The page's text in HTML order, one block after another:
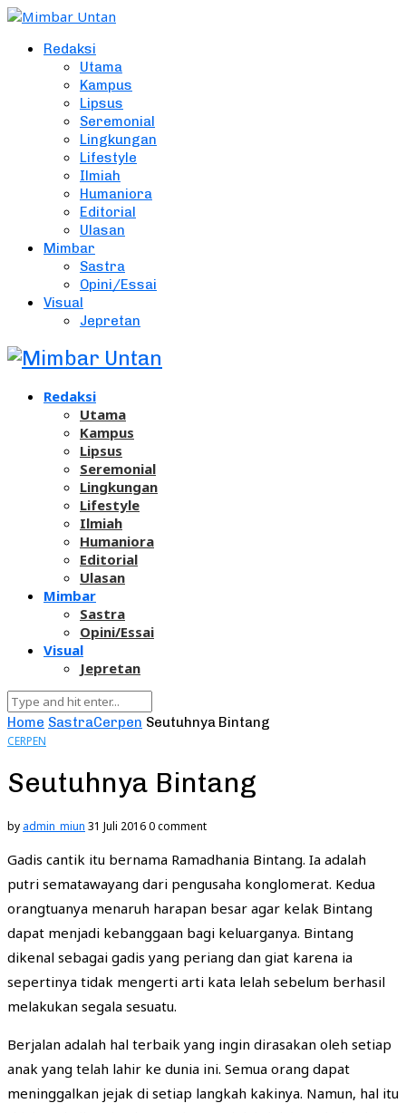
Redaksi
Utama
Kampus
Lipsus
Seremonial
Lingkungan
Lifestyle
Ilmiah
Humaniora
Editorial
Ulasan
Mimbar
Sastra
Opini/Essai
Visual
Jepretan
Redaksi
Utama
Kampus
Lipsus
Seremonial
Lingkungan
Lifestyle
Ilmiah
Humaniora
Editorial
Ulasan
Mimbar
Sastra
Opini/Essai
Visual
Jepretan
Home SastraCerpen Seutuhnya Bintang
CERPEN
Seutuhnya Bintang
by admin_miun 31 Juli 20160 comment
Gadis cantik itu bernama Ramadhania Bintang. Ia adalah
putri sematawayang dari pengusaha konglomerat. Kedua
orangtuanya menaruh harapan besar agar kelak Bintang
dapat menjadi kebanggaan bagi keluarganya. Bintang
dikenal sebagai gadis yang periang dan giat karena ia
sepertinya tidak mengerti arti kata lelah sebelum berhasil
melakukan segala sesuatu.
Berjalan adalah hal terbaik yang ingin dirasakan oleh setiap
anak yang telah lahir ke dunia ini. Semua orang dapat
meninggalkan jejak di setiap langkah kakinya. Namun, hal itu